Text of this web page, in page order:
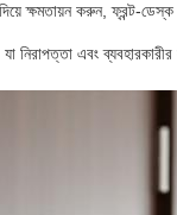
দিয়ে ক্ষমতায়ন করুন, ফ্রন্ট-
নিরাপত্তা এবং